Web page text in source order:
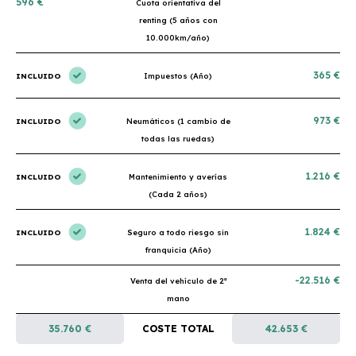
Cuota orientativa del
renting (5 años con
10.000km/año)
INCLUIDO Impuestos (Año) 365 €
INCLUIDO
Neumáticos (1 cambio de
todas las ruedas)
973 €
INCLUIDO
Mantenimiento y averías
(Cada 2 años)
1.216 €
INCLUIDO
Seguro a todo riesgo sin
franquicia (Año)
1.824 €
Venta del vehículo de 2ª
mano
-22.516 €
35.760 € COSTE TOTAL 42.653 €